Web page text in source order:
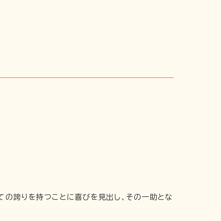
の誇りを持つことに喜びを見出し、その一助とな